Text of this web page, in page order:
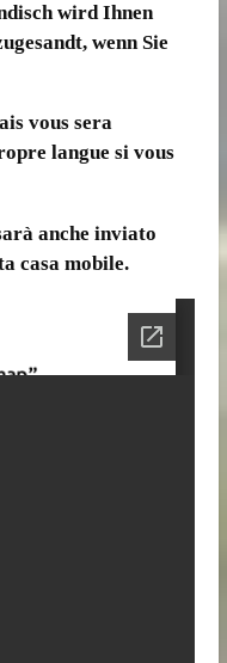
wird Ihnen
wenn Sie
vous sera
langue si vous
anche inviato
casa mobile.